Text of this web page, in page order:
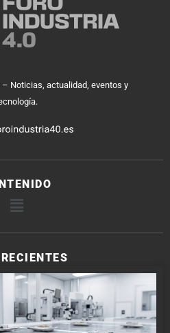
Noticias, actualidad, eventos y